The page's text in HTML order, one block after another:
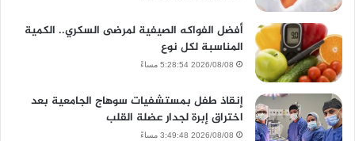
أفضل الفواكه الصيفية لمرضى السكري.. الكمية
المناسبة لكل نوع
2026/08/08 5:28:54 مساءً
إنقاذ طفل بمستشفيات سوهاج الجامعية بعد
اختراق إبرة لجدار عضلة القلب
2026/08/08 3:49:48 مساءً